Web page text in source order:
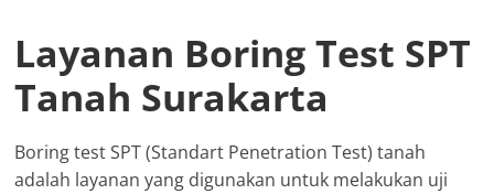
Layanan Boring Test SPT
Tanah Surakarta
Boring test SPT (Standart Penetration Test) tanah
adalah layanan yang digunakan untuk melakukan uji